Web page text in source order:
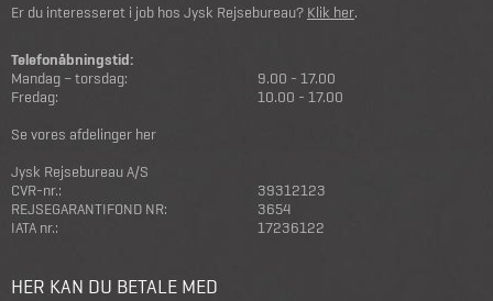
Er du interesseret i job hos Jysk Rejsebureau? Klik her.
Telefonåbningstid:
Mandag – torsdag:
9.00 - 17.00
Fredag:
10.00 - 17.00
Se vores afdelinger her
Jysk Rejsebureau A/S
CVR-nr.:
39312123
REJSEGARANTIFOND NR:
3654
IATA nr.:
17236122
HER KAN DU BETALE MED